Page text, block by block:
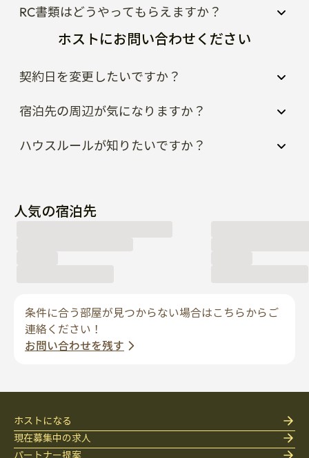
RC書類はどうやってもらえますか？
ホストにお問い合わせください
契約日を変更したいですか？
宿泊先の周辺が気になりますか？
ハウスルールが知りたいですか？
人気の宿泊先
条件に合う部屋が見つからない場合はこちらからご
連絡ください！
お問い合わせを残す
ホストになる
現在募集中の求人
パートナー提案